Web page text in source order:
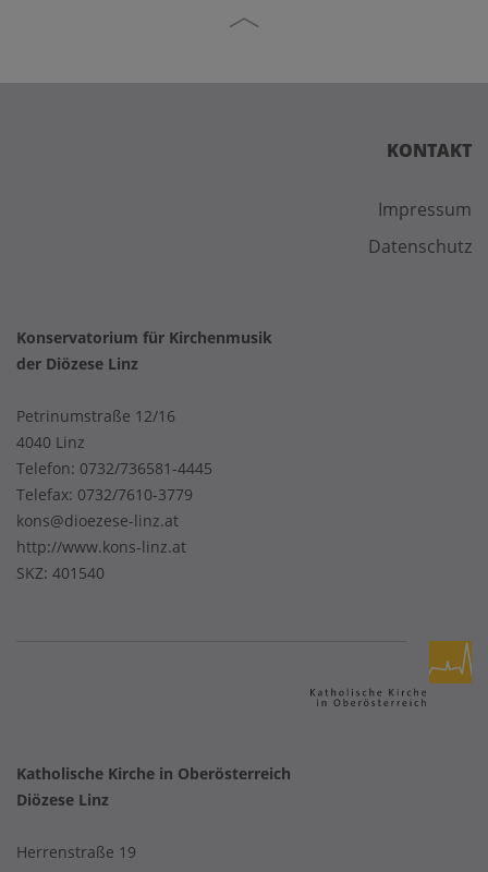
KONTAKT
Impressum
Datenschutz
Konservatorium für Kirchenmusik
der Diözese Linz
Petrinumstraße 12/16
4040 Linz
Telefon: 0732/736581-4445
Telefax: 0732/7610-3779
kons@dioezese-linz.at
http://www.kons-linz.at
SKZ: 401540
Katholische Kirche in Oberösterreich
Diözese Linz
Herrenstraße 19